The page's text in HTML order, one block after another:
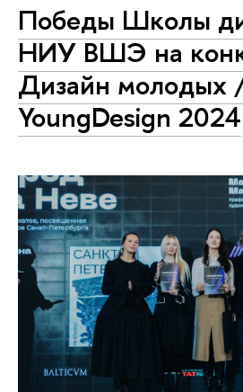
Победы Школы
НИУ ВШЭ на
Дизайн молодых
YoungDesign 2024